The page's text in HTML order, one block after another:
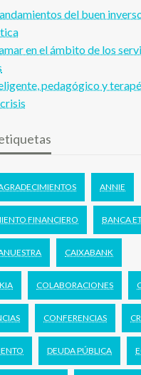
del buen
en el ámbito de los
pedagógico y
ANNIE
FINANCIERO BANCA
CAIXABANK
COLABORACIONES
CONFERENCIAS
DEUDA PÚBLICA